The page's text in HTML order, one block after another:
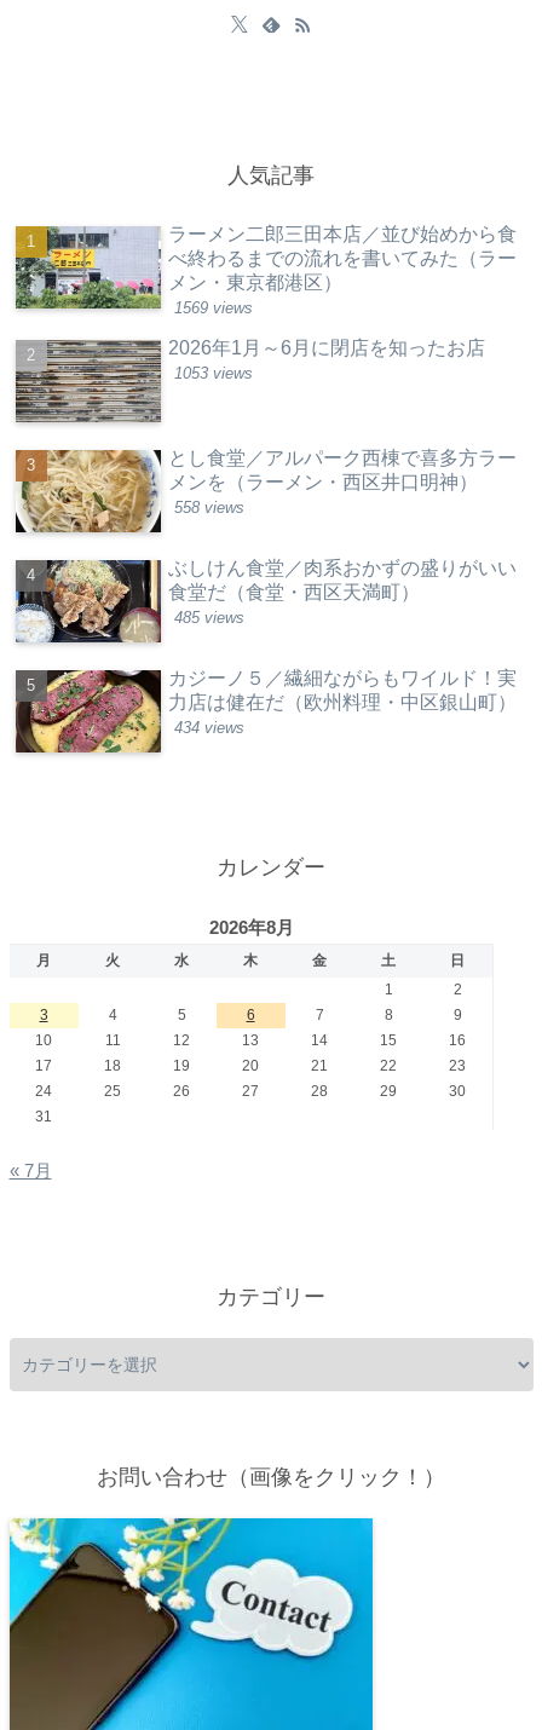
人気記事
ラーメン二郎三田本店／並び始めから食
べ終わるまでの流れを書いてみた（ラー
メン・東京都港区）
1569 views
2026年1月～6月に閉店を知ったお店
1053 views
とし食堂／アルパーク西棟で喜多方ラー
メンを（ラーメン・西区井口明神）
558 views
ぶしけん食堂／肉系おかずの盛りがいい
食堂だ（食堂・西区天満町）
485 views
カジーノ５／繊細ながらもワイルド！実
力店は健在だ（欧州料理・中区銀山町）
434 views
カレンダー
2026年8月
月 火 水 木 金 土
日
1
2
3
4 5 6 7 8
9
10
11 12 13 14 15
16
17
18 19 20 21 22
23
24
25 26 27 28 29
30
31
« 7月
カテゴリー
お問い合わせ（画像をクリック！）